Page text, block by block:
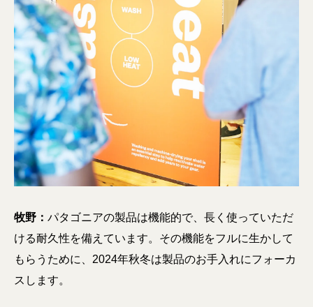
牧野： パタゴニアの製品は機能的で、長く使っていただ
ける耐久性を備えています。その機能をフルに生かして
もらうために、2024年秋冬は製品のお手入れにフォーカ
スします。